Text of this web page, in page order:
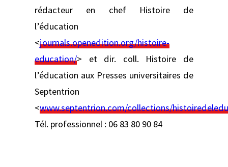
rédacteur en chef Histoire de
l’éducation
<journals.openedition.org/histoire-
education/> et dir. coll. Histoire de
l’éducation aux Presses universitaires de
Septentrion
<www.septentrion.com/collections/
Tél. professionnel : 06 83 80 90 84